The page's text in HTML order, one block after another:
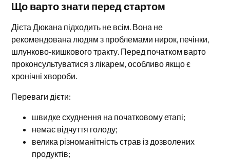
Що варто знати перед стартом
Дієта Дюкана підходить не всім. Вона не
рекомендована людям з проблемами нирок, печінки,
шлунково-кишкового тракту. Перед початком варто
проконсультуватися з лікарем, особливо якщо є
хронічні хвороби.
Переваги дієти:
швидке схуднення на початковому етапі;
немає відчуття голоду;
велика різноманітність страв із дозволених
продуктів;